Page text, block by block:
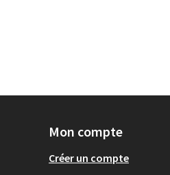
Mon compte
Créer un compte